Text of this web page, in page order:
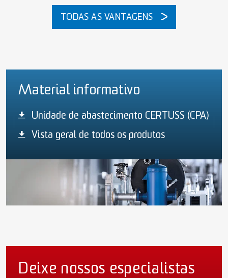
TODAS AS VANTAGENS
Material informativo
Unidade de abastecimento CERTUSS (CPA)
Vista geral de todos os produtos
Deixe nossos especialistas